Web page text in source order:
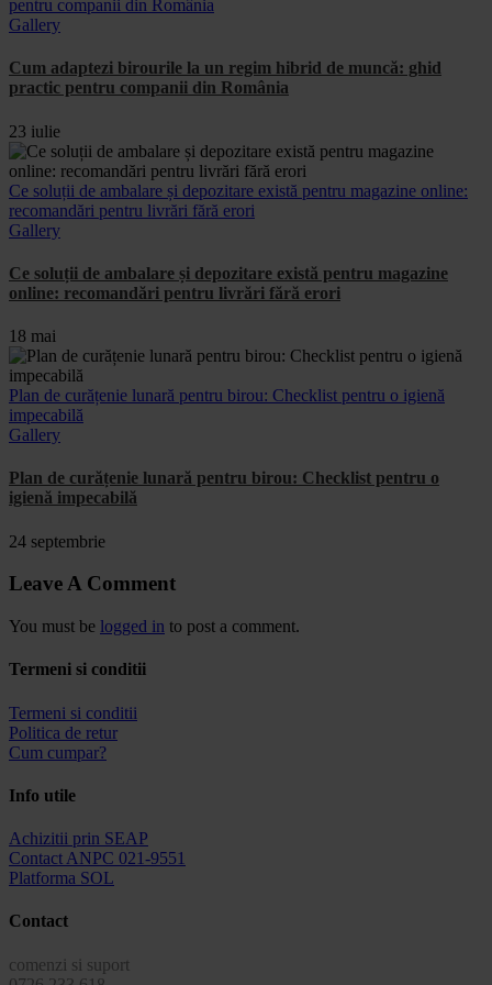
pentru companii din România
Gallery
Cum adaptezi birourile la un regim hibrid de muncă: ghid
practic pentru companii din România
23 iulie
Ce soluții de ambalare și depozitare există pentru magazine online:
recomandări pentru livrări fără erori
Gallery
Ce soluții de ambalare și depozitare există pentru magazine
online: recomandări pentru livrări fără erori
18 mai
Plan de curățenie lunară pentru birou: Checklist pentru o igienă
impecabilă
Gallery
Plan de curățenie lunară pentru birou: Checklist pentru o
igienă impecabilă
24 septembrie
Leave A Comment
You must be logged in to post a comment.
Termeni si conditii
Termeni si conditii
Politica de retur
Cum cumpar?
Info utile
Achizitii prin SEAP
Contact ANPC 021-9551
Platforma SOL
Contact
comenzi si suport